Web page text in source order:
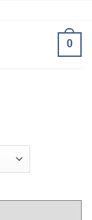
0